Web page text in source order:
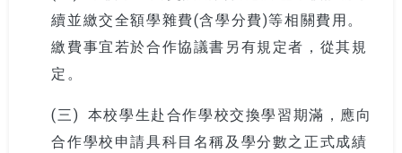
續並繳交全額學雜費(含學分費)等相關費用。
繳費事宜若於合作協議書另有規定者，從其規
定。
(三)
本校學生赴合作學校交換學習期滿，應向
合作學校申請具科目名稱及學分數之正式成績